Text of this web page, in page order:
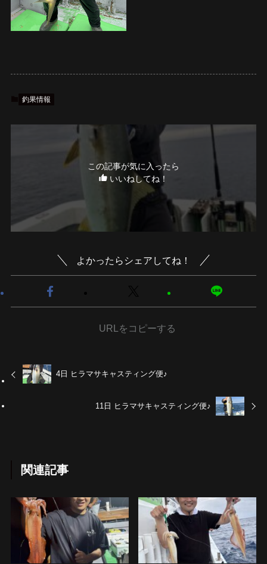
釣果情報
この記事が気に入ったら
いいねしてね！
よかったらシェアしてね！
URLをコピーする
4日 ヒラマサキャスティング便♪
11日 ヒラマサキャスティング便♪
関連記事